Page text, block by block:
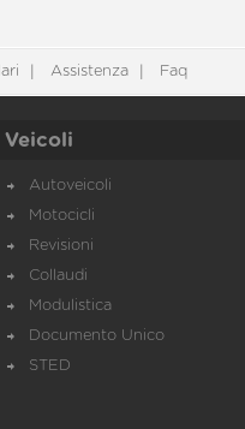
Assistenza Faq
Veicoli
Autoveicoli
Motocicli
Revisioni
Collaudi
Modulistica
Documento Unico
STED